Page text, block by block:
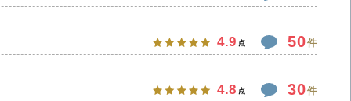
4.9 点 50件
4.8 点 30件